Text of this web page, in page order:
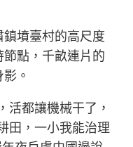
墳臺村的高尺度
點，千畝連片的
。
活都讓機械干了，
田，一小我能治理